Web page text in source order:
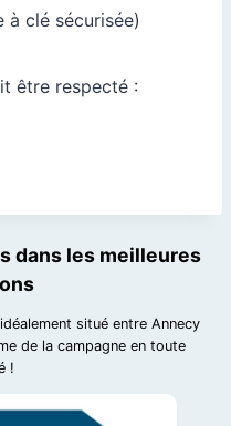
clé sécurisée)
être respecté :
dans les meilleures
situé entre Annecy
de la campagne en toute
!